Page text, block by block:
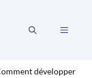
MENU
développer